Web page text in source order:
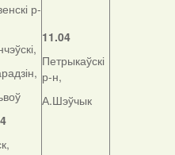
р-
11.04
Петрыкаўскі
р-н,
А.Шэўчык